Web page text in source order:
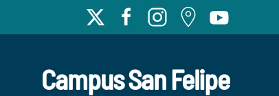
Campus San Felipe